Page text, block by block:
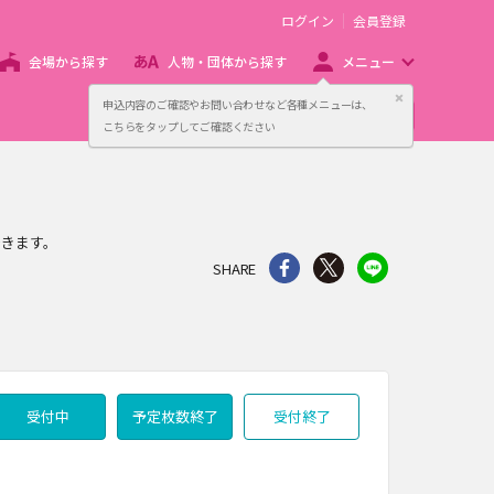
申込内容のご確認やお問い合わせなど各種メニューは、
こちらをタップしてご確認ください
閉じる
ログイン 会員登録
会場から探す 人物・団体から探す メニュー
主催者向け販売サービス
ます。
SHARE
シェア Twitter
受付中 予定枚数終了 受付終了